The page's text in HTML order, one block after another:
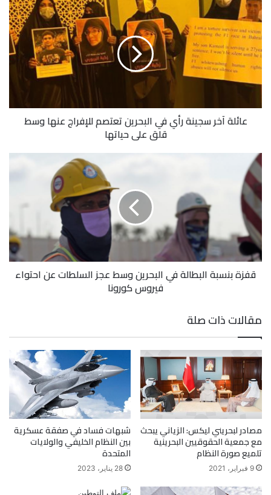
عائلة آخر سجينة رأي في البحرين تعتصم للإفراج عنها وسط
قلق على حياتها
قفزة بنسبة البطالة في البحرين وسط عجز السلطات عن احتواء
فيروس كورونا
مقالات ذات صلة
مصادر لبحريني ليكس: الزياني يبحث
مع جمعية الحقوقيين البحرينية
تلميع صورة النظام
9 فبراير، 2021
شبهات فساد في صفقة عسكرية
بين النظام الخليفي والولايات
المتحدة
28 يناير، 2023